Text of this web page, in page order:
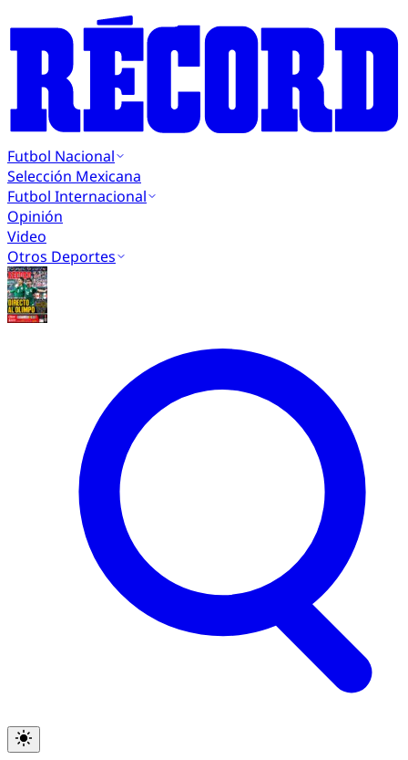
Futbol Nacional
Selección Mexicana
Futbol Internacional
Opinión
Video
Otros Deportes